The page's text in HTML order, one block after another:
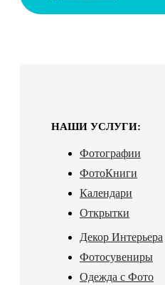
НАШИ УСЛУГИ:
Фотографии
ФотоКниги
Календари
Открытки
Декор Интерьера
Фотосувениры
Одежда с Фото